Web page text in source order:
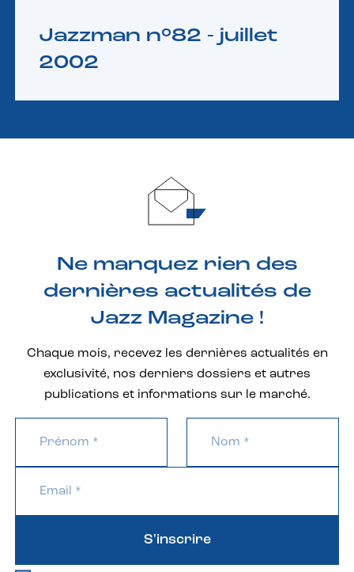
Jazzman n°82 - juillet
2002
Ne manquez rien des
dernières actualités de
Jazz Magazine !
Chaque mois, recevez les dernières actualités en
exclusivité, nos derniers dossiers et autres
publications et informations sur le marché.
S'inscrire